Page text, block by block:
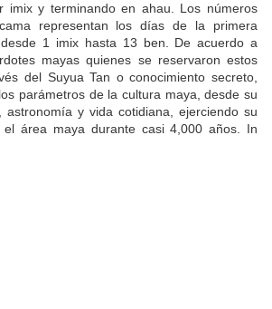
imix y terminando en ahau. Los números
representan los días de la primera
1 imix hasta 13 ben. De acuerdo a
mayas quienes se reservaron estos
del Suyua Tan o conocimiento secreto,
parámetros de la cultura maya, desde su
astronomía y vida cotidiana, ejerciendo su
el área maya durante casi 4,000 años. In